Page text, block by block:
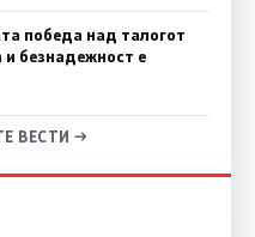
победа над талогот
и безнадежност е
ВЕСТИ →